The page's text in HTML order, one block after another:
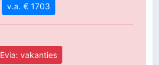
v.a. € 1703
Evia: vakanties